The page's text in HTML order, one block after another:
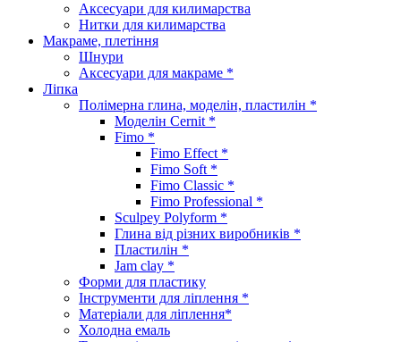
Аксесуари для килимарства
Нитки для килимарства
Макраме, плетіння
Шнури
Аксесуари для макраме *
Ліпка
Полімерна глина, моделін, пластилін *
Моделін Cernit *
Fimo *
Fimo Effect *
Fimo Soft *
Fimo Classic *
Fimo Professional *
Sculpey Polyform *
Глина від різних виробників *
Пластилін *
Jam clay *
Форми для пластику
Інструменти для ліплення *
Матеріали для ліплення*
Холодна емаль